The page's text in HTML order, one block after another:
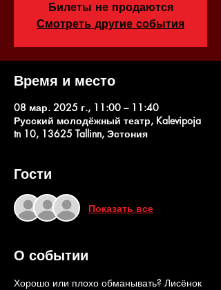
Билеты не продаются
Смотреть другие события
Время и место
08 мар. 2025 г., 11:00 – 11:40
Русский молодёжный театр, Kalevipoja
tn 10, 13625 Tallinn, Эстония
Гости
Показать все
О событии
Хорошо или плохо обманывать? Лисёнок